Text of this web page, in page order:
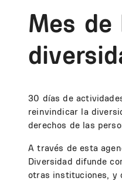
Mes de
30 días de
reinvindicar la
derechos de las
A través de esta
Diversidad difunde
otras instituciones, y